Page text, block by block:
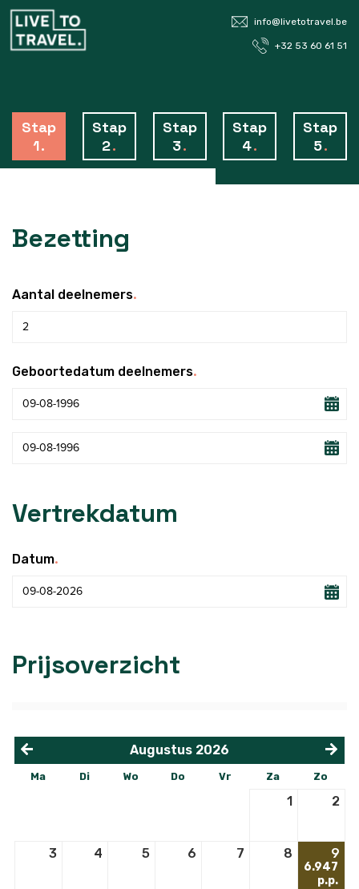
+32 53 60 61 51
info@livetotravel.be
Stap
1.
Stap
2.
Stap
3.
Stap
4.
Stap
5.
Bezetting
Aantal deelnemers.
Geboortedatum deelnemers.
Vertrekdatum
Datum.
Prijsoverzicht
< >
Augustus 2026
Ma Di Wo Do Vr Za Zo
1 2
3 4 5 6 7 8 9
6.947
p.p.